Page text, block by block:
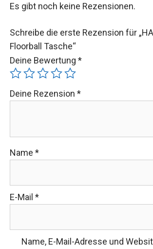
Es gibt noch keine Rezensionen.
Schreibe die erste Rezension für
Floorball Tasche“
Deine Bewertung *
Deine Rezension *
Name *
E-Mail *
Name, E-Mail-Adresse und